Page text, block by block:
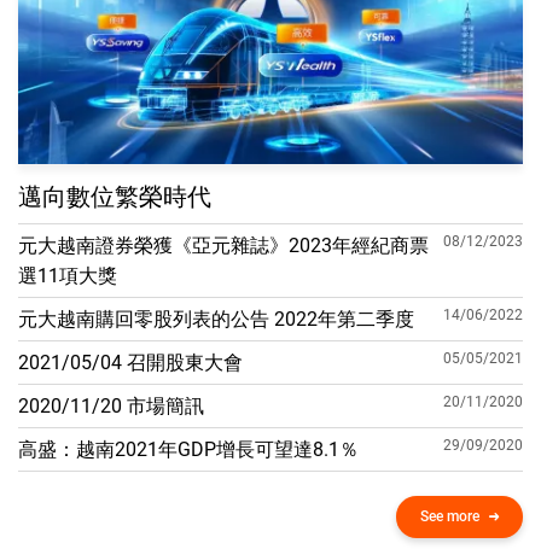
邁向數位繁榮時代
元大越南證券榮獲《亞元雜誌》2023年經紀商票
選11項大獎
08/12/2023
元大越南購回零股列表的公告 2022年第二季度 14/06/2022
2021/05/04 召開股東大會 05/05/2021
2020/11/20 市場簡訊 20/11/2020
高盛：越南2021年GDP增​​長可望達8.1％ 29/09/2020
See more